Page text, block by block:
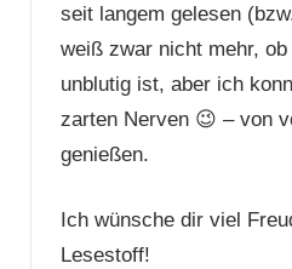
seit langem gelesen
weiß zwar nicht mehr,
unblutig ist, aber ich
zarten Nerven 😉 – von
genießen.
Ich wünsche dir viel
Lesestoff!